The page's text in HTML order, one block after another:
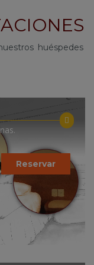
huéspedes
Reservar